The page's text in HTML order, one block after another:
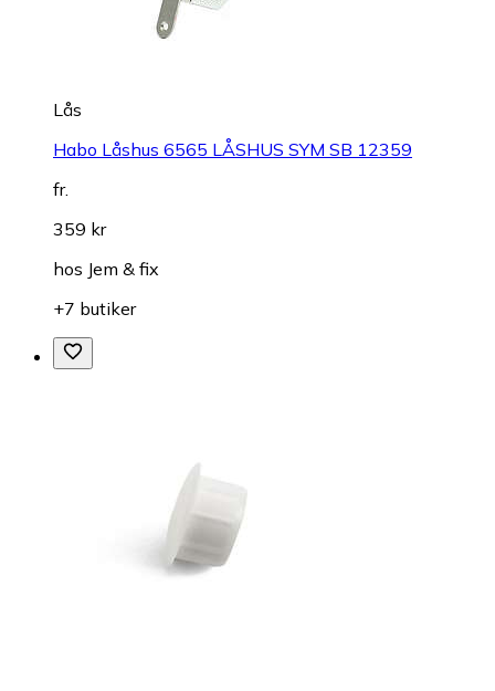
Lås
Habo Låshus 6565 LÅSHUS SYM SB 12359
fr.
359 kr
hos Jem & fix
+7 butiker